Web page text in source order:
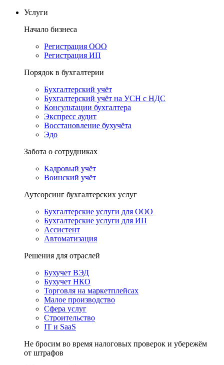
Услуги
Начало бизнеса
Регистрация ООО
Регистрация ИП
Порядок в бухгалтерии
Бухгалтерский учёт
Бухгалтерский учёт на УСН с НДС
Консультации бухгалтера
Экспресс аудит
Восстановление бухучёта
Эдо
Забота о сотрудниках
Кадровый учёт
Воинский учёт
Аутсорсинг бухгалтерских услуг
Бухгалтерские услуги для ООО
Бухгалтерские услуги для ИП
Ассистент
Автоматизация
Решения для отраслей
Бухучет ВЭД
Бухучет НКО
Торговля на маркетплейсах
Малое производство
Сфера услуг
Строительство
IT и SaaS
Не бросим во время налоговых проверок и убережём
от штрафов